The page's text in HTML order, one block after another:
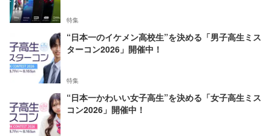
特集
“日本一のイケメン高校生”を決める「男子高生ミス
ターコン2026」開催中！
特集
“日本一かわいい女子高生”を決める「女子高生ミス
コン2026」開催中！